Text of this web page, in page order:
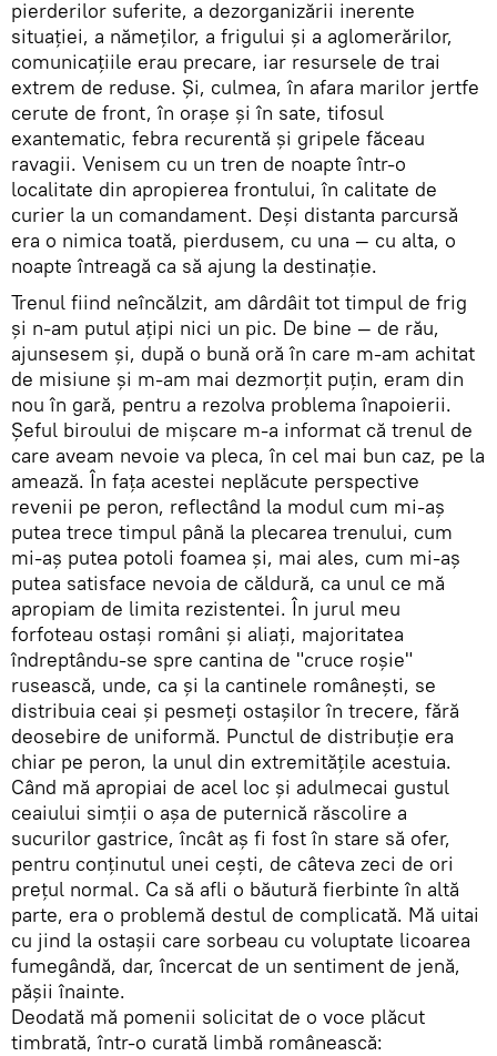
pierderilor suferite, a dezorganizării inerente
situaţiei, a nămeţilor, a frigului şi a aglomerărilor,
comunicaţiile erau precare, iar resursele de trai
extrem de reduse. Şi, culmea, în afara marilor jertfe
cerute de front, în oraşe şi în sate, tifosul
exantematic, febra recurentă şi gripele făceau
ravagii. Venisem cu un tren de noapte într-o
localitate din apropierea frontului, în calitate de
curier la un comandament. Deşi distanta parcursă
era o nimica toată, pierdusem, cu una — cu alta, o
noapte întreagă ca să ajung la destinație.
Trenul fiind neîncălzit, am dârdâit tot timpul de frig
şi n-am putul ațipi nici un pic. De bine — de rău,
ajunsesem şi, după o bună oră în care m-am achitat
de misiune şi m-am mai dezmorţit puţin, eram din
nou în gară, pentru a rezolva problema înapoierii.
Şeful biroului de mişcare m-a informat că trenul de
care aveam nevoie va pleca, în cel mai bun caz, pe la
amează. În faţa acestei neplăcute perspective
revenii pe peron, reflectând la modul cum mi-aş
putea trece timpul până la plecarea trenului, cum
mi-aş putea potoli foamea şi, mai ales, cum mi-aş
putea satisface nevoia de căldură, ca unul ce mă
apropiam de limita rezistentei. În jurul meu
forfoteau ostaşi români şi aliaţi, majoritatea
îndreptându-se spre cantina de "cruce roşie"
rusească, unde, ca şi la cantinele româneşti, se
distribuia ceai şi pesmeţi ostaşilor în trecere, fără
deosebire de uniformă. Punctul de distribuţie era
chiar pe peron, la unul din extremitățile acestuia.
Când mă apropiai de acel loc şi adulmecai gustul
ceaiului simţii o aşa de puternică răscolire a
sucurilor gastrice, încât aş fi fost în stare să ofer,
pentru conţinutul unei ceşti, de câteva zeci de ori
preţul normal. Ca să afli o băutură fierbinte în altă
parte, era o problemă destul de complicată. Mă uitai
cu jind la ostaşii care sorbeau cu voluptate licoarea
fumegândă, dar, încercat de un sentiment de jenă,
păşii înainte.
Deodată mă pomenii solicitat de o voce plăcut
timbrată, într-o curată limbă românească: